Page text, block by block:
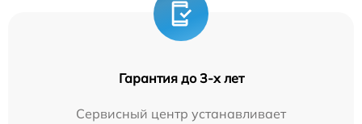
Гарантия до 3-х лет
Сервисный центр устанавливает